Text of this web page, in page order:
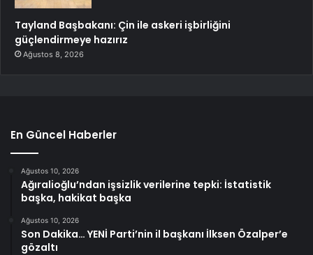
Tayland Başbakanı: Çin ile askeri işbirliğini
güçlendirmeye hazırız
Ağustos 8, 2026
En Güncel Haberler
Ağustos 10, 2026
Ağıralioğlu’ndan işsizlik verilerine tepki: İstatistik
başka, hakikat başka
Ağustos 10, 2026
Son Dakika… YENİ Parti’nin il başkanı İlksen Özalper’e
gözaltı